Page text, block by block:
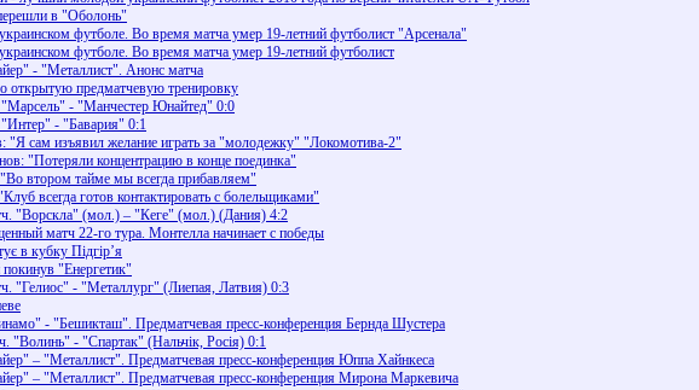
в "Оболонь"
футболе. Во время матча умер 19-летний футболист "Арсенала"
футболе. Во время матча умер 19-летний футболист
- "Металлист". Анонс матча
открытую предматчевую тренировку
- "Манчестер Юнайтед" 0:0
- "Бавария" 0:1
"Я сам изъявил желание играть за "молодежку" "Локомотива-2"
"Потеряли концентрацию в конце поединка"
втором тайме мы всегда прибавляем"
всегда готов контактировать с болельщиками"
"Ворскла" (мол.) – "Кеге" (мол.) (Дания) 4:2
матч 22-го тура. Монтелла начинает с победы
в кубку Підгір’я
покинув "Енергетик"
"Гелиос" - "Металлург" (Лиепая, Латвия) 0:3
- "Бешикташ". Предматчевая пресс-конференция Бернда Шустера
"Волинь" - "Спартак" (Нальчік, Росія) 0:1
– "Металлист". Предматчевая пресс-конференция Юппа Хайнкеса
– "Металлист". Предматчевая пресс-конференция Мирона Маркевича